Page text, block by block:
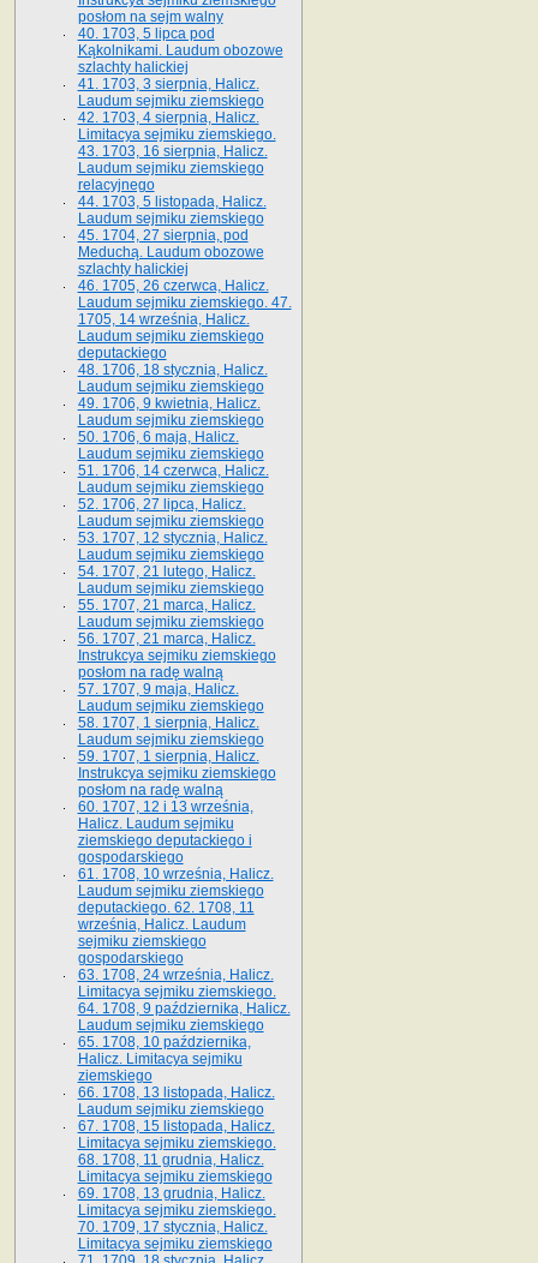
posłom na sejm walny
40. 1703, 5 lipca pod
Kąkolnikami. Laudum obozowe
szlachty halickiej
41­. 1703, 3 sierpnia, Halicz.
Laudum sejmiku ziemskiego
42. 1703, 4 sierpnia, Halicz.
Limitacya sejmiku ziemskiego.
43. 1703, 16 sierpnia, Halicz.
Laudum sejmiku ziemskiego
relacyjnego
44. 1703, 5 listopada, Halicz.
Laudum sejmiku ziemskiego
45. 1704, 27 sierpnia, pod
Meduchą. Laudum obozowe
szlachty halickiej
46. 1705, 26 czerwca, Halicz.
Laudum sejmiku ziemskiego. 47.
1705, 14 września, Halicz.
Laudum sejmiku ziemskiego
deputackiego
48. 1706, 18 stycznia, Halicz.
Laudum sejmiku ziemskiego
49. 1706, 9 kwietnia, Halicz.
Laudum sejmiku ziemskiego
50. 1706, 6 maja, Halicz.
Laudum sejmiku ziemskiego
51. 1706, 14 czerwca, Halicz.
Laudum sejmiku ziemskiego
52. 1706, 27 lipca, Halicz.
Laudum sejmiku ziemskiego
53. 1707, 12 stycznia, Halicz.
Laudum sejmiku ziemskiego
54. 1707, 21 lutego, Halicz.
Laudum sejmiku ziemskiego
55. 1707, 21 marca, Halicz.
Laudum sejmiku ziemskiego
56. 1707, 21 marca, Halicz.
Instrukcya sejmiku ziemskiego
posłom na radę walną
57. 1707, 9 maja, Halicz.
Laudum sejmiku ziemskiego
58. 1707, 1 sierpnia, Halicz.
Laudum sejmiku ziemskiego
59. 1707, 1 sierpnia, Halicz.
Instrukcya sejmiku ziemskiego
posłom na radę walną
60. 1707, 12 i 13 września,
Halicz. Laudum sejmiku
ziemskiego deputackiego i
gospodarskiego
61. 1708, 10 września, Halicz.
Laudum sejmiku ziemskiego
deputackiego. 62. 1708, 11
września, Halicz. Laudum
sejmiku ziemskiego
gospodarskiego
63. 1708, 24 września, Halicz.
Limitacya sejmiku ziemskiego.
64. 1708, 9 października, Halicz.
Laudum sejmiku ziemskiego
65­. 1708, 10 października,
Halicz. Limitacya sejmiku
ziemskiego
66. 1708, 13 listopada, Halicz.
Laudum sejmiku ziemskiego
67. 1708, 15 listopada, Halicz.
Limitacya sejmiku ziemskiego.
68. 1708, 11 grudnia, Halicz.
Limitacya sejmiku ziemskiego
69. 1708, 13 grudnia, Halicz.
Limitacya sejmiku ziemskiego.
70. 1709, 17 stycznia, Halicz.
Limitacya sejmiku ziemskiego